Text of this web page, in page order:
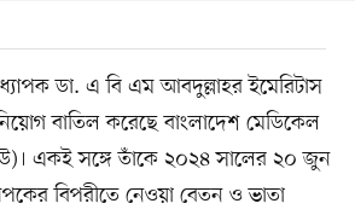
ডা. এ বি এম আবদুল্লাহর ইমেরিটাস
বাতিল করেছে বাংলাদেশ মেডিকেল
একই সঙ্গে তাঁকে ২০২৪ সালের ২০ জুন
বিপরীতে নেওয়া বেতন ও ভাতা